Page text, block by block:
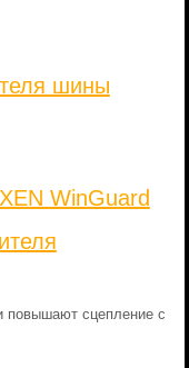
шины
WinGuard
повышают сцепление с